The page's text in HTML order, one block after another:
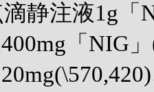
静注液1g「
「NIG